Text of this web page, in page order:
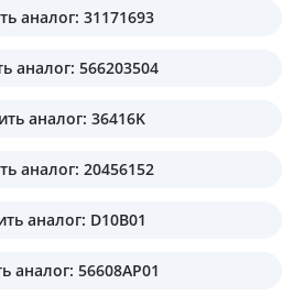
аналог: 31171693
аналог: 566203504
аналог: 36416K
аналог: 20456152
аналог: D10B01
аналог: 56608AP01